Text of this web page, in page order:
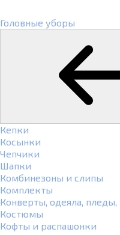
Головные уборы
Кепки
Косынки
Чепчики
Шапки
Комбинезоны и слипы
Комплекты
Конверты, одеяла, пледы,
Костюмы
Кофты и распашонки